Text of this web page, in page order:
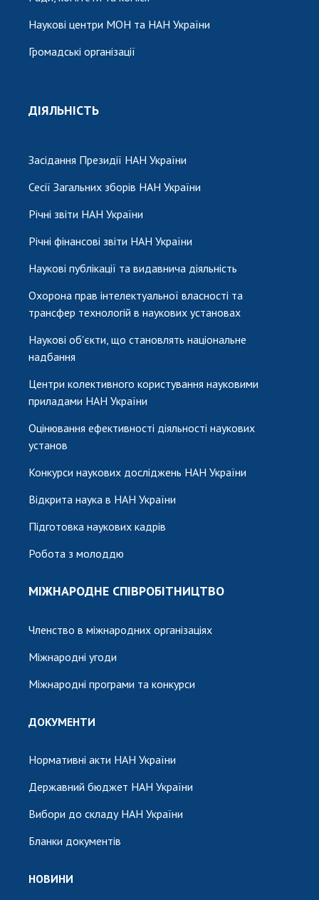
Наукові центри МОН та НАН України
Громадські організації
ДІЯЛЬНІСТЬ
Засідання Президії НАН України
Сесії Загальних зборів НАН України
Річні звіти НАН України
Річні фінансові звіти НАН України
Наукові публікації та видавнича діяльність
Охорона прав інтелектуальної власності та
трансфер технологій в наукових установах
Наукові об'єкти, що становлять національне
надбання
Центри колективного користування науковими
приладами НАН України
Оцінювання ефективності діяльності наукових
установ
Конкурси наукових досліджень НАН України
Відкрита наука в НАН України
Підготовка наукових кадрів
Робота з молоддю
МІЖНАРОДНЕ СПІВРОБІТНИЦТВО
Членство в міжнародних організаціях
Міжнародні угоди
Міжнародні програми та конкурси
ДОКУМЕНТИ
Нормативні акти НАН України
Державний бюджет НАН України
Вибори до складу НАН України
Бланки документів
НОВИНИ